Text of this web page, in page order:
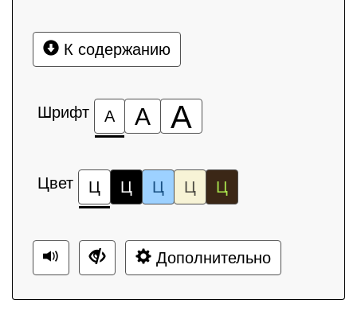
К содержанию
Шрифт А А А
Цвет Ц Ц Ц Ц Ц
Дополнительно